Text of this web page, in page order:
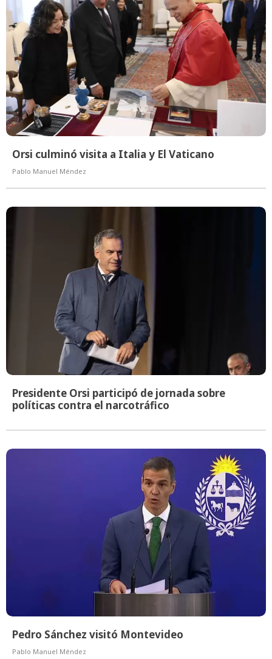
Orsi culminó visita a Italia y El Vaticano
Pablo Manuel Méndez
Presidente Orsi participó de jornada sobre
políticas contra el narcotráfico
Pedro Sánchez visitó Montevideo
Pablo Manuel Méndez